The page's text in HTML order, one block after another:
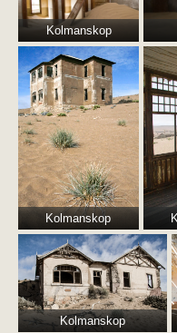
Kolmanskop
Kolmanskop
Kolmanskop